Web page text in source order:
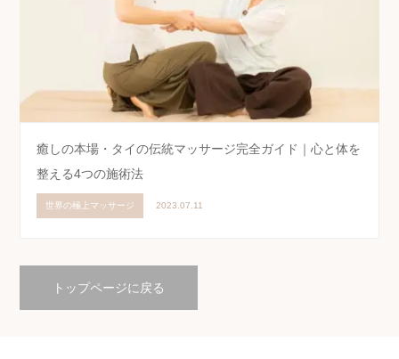
癒しの本場・タイの伝統マッサージ完全ガイド｜心と体を
整える4つの施術法
世界の極上マッサージ 2023.07.11
トップページに戻る